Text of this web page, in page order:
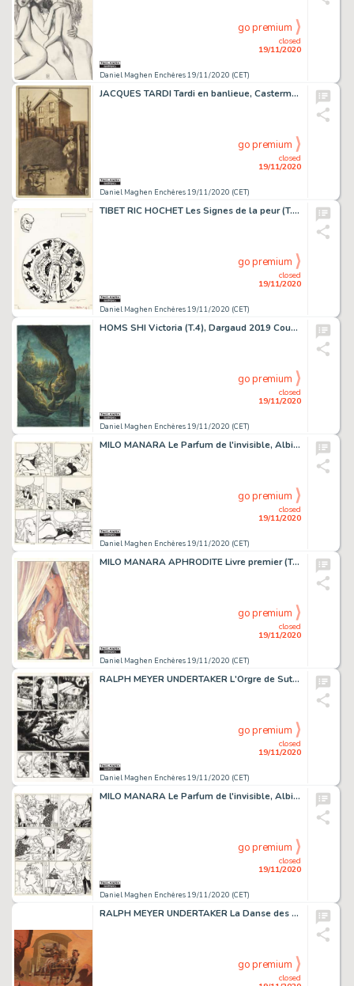
Daniel Maghen Enchères 19/11/2020 (CET)
closed
19/11/2020
go premium
JACQUES TARDI Tardi en banlieue, Casterman 1990 Le charbonnier, illustration originale,...
Daniel Maghen Enchères 19/11/2020 (CET)
closed
19/11/2020
go premium
TIBET RIC HOCHET Les Signes de la peur (T.19), Dargaud 1974 Couverture originale....
Daniel Maghen Enchères 19/11/2020 (CET)
closed
19/11/2020
go premium
HOMS SHI Victoria (T.4), Dargaud 2019 Couverture originale. Signée. Gouache et acrylique...
Daniel Maghen Enchères 19/11/2020 (CET)
closed
19/11/2020
go premium
MILO MANARA Le Parfum de l'invisible, Albin Michel 1986 Planche originale n° 48,...
Daniel Maghen Enchères 19/11/2020 (CET)
closed
19/11/2020
go premium
MILO MANARA APHRODITE Livre premier (T.1), Les Humanoïdes Associés 1999 Illustration...
Daniel Maghen Enchères 19/11/2020 (CET)
closed
19/11/2020
go premium
RALPH MEYER UNDERTAKER L'Orgre de Sutter Camp (T.3), Dargaud 2017 Planche originale...
Daniel Maghen Enchères 19/11/2020 (CET)
closed
19/11/2020
go premium
MILO MANARA Le Parfum de l'invisible, Albin Michel 1986 Planche originale n° 31,...
Daniel Maghen Enchères 19/11/2020 (CET)
closed
19/11/2020
go premium
RALPH MEYER UNDERTAKER La Danse des vautours (T.2), Dargaud 2016 Peinture originale...
closed
go premium